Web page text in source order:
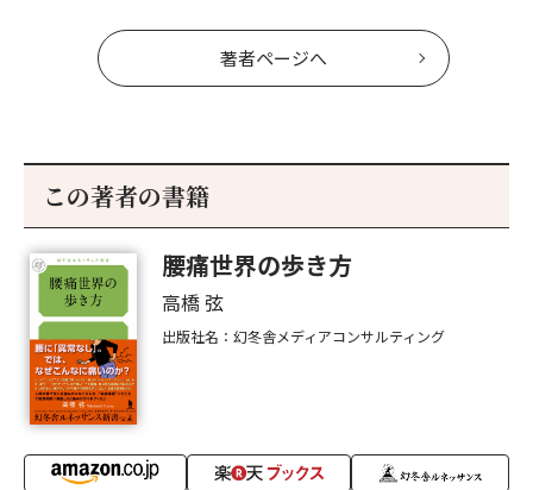
著者ページへ
この著者の書籍
腰痛世界の歩き方
高橋 弦
出版社名：幻冬舎メディアコンサルティング